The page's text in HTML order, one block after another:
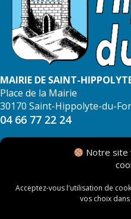
Notre site
Acceptez-vous l'utilisation de
vos choix
MAIRIE DE SAINT-
Place de la Mairie
30170 Saint-Hippolyte-du-
04 66 77 22 24